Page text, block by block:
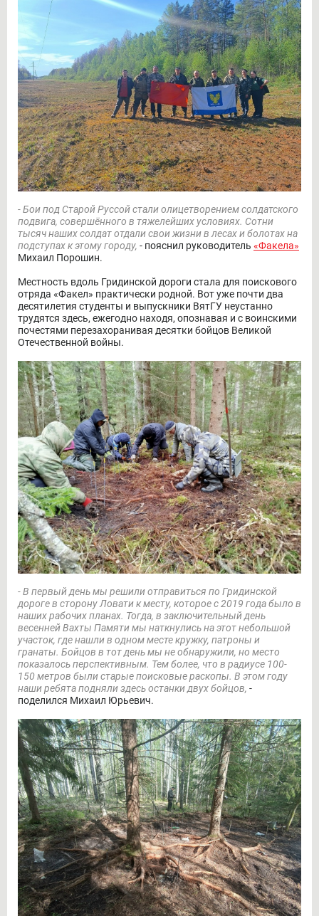
- Бои под Старой Руссой стали олицетворением солдатского
подвига, совершённого в тяжелейших условиях. Сотни
тысяч наших солдат отдали свои жизни в лесах и болотах на
подступах к этому городу, - пояснил руководитель «Факела»
Михаил Порошин.
Местность вдоль Гридинской дороги стала для поискового
отряда «Факел» практически родной. Вот уже почти два
десятилетия студенты и выпускники ВятГУ неустанно
трудятся здесь, ежегодно находя, опознавая и с воинскими
почестями перезахоранивая десятки бойцов Великой
Отечественной войны.
- В первый день мы решили отправиться по Гридинской
дороге в сторону Ловати к месту, которое с 2019 года было в
наших рабочих планах. Тогда, в заключительный день
весенней Вахты Памяти мы наткнулись на этот небольшой
участок, где нашли в одном месте кружку, патроны и
гранаты. Бойцов в тот день мы не обнаружили, но место
показалось перспективным. Тем более, что в радиусе 100-
150 метров были старые поисковые раскопы. В этом году
наши ребята подняли здесь останки двух бойцов, -
поделился Михаил Юрьевич.